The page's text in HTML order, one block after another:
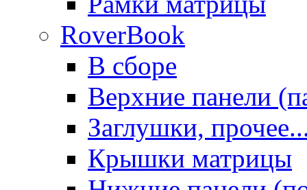
RoverBook
В сборе
Верхние панели
Заглушки,
Крышки матрицы